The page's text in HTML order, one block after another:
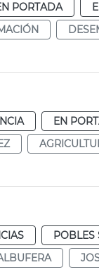
PORTADA
EN
POBLES